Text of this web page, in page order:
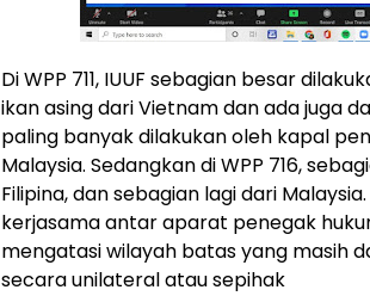
Di WPP 711, IUUF sebagian besar
ikan asing dari Vietnam dan ada juga
paling banyak dilakukan oleh kapal
Malaysia. Sedangkan di WPP 716,
Filipina, dan sebagian lagi dari
kerjasama antar aparat penegak
mengatasi wilayah batas yang masih
secara unilateral atau sepihak